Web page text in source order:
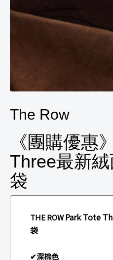
The Row
《團購優惠
Three最新
袋
THE ROWPark Tote
袋
✔深棕色